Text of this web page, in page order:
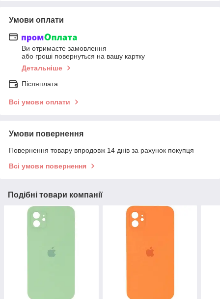
Умови оплати
Ви отримаєте замовлення
або гроші повернуться на вашу картку
Детальніше
Післяплата
Всі умови оплати
Умови повернення
Повернення товару впродовж 14 днів за рахунок покупця
Всі умови повернення
Подібні товари компанії